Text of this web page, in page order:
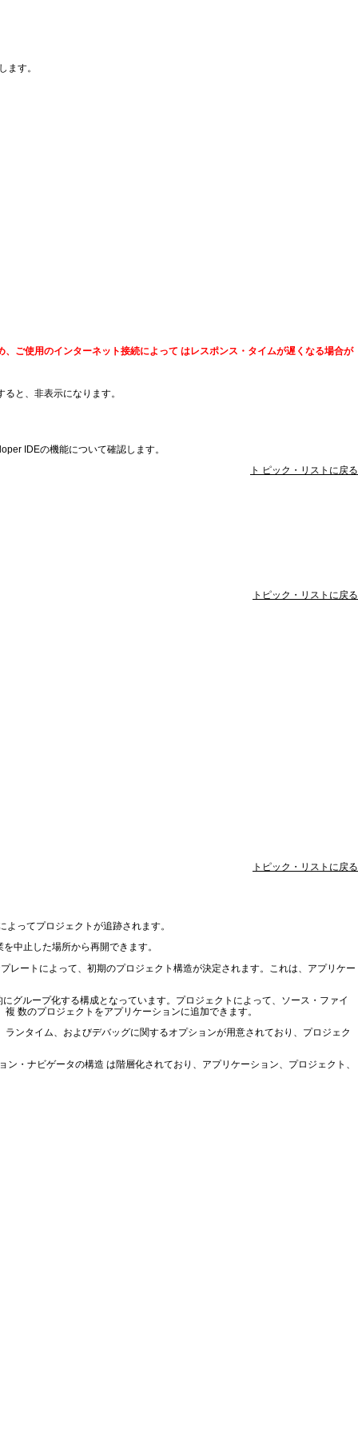
ます。
ご使用のインターネット接続によって はレスポンス・タイムが遅くなる場合が
と、非表示になります。
IDEの機能について確認します。
ト ピック・リストに戻る
トピック・リストに戻る
トピック・リストに戻る
ってプロジェクトが追跡されます。
中止した場所から再開できます。
ートによって、初期のプロジェクト構造が決定されます。これは、アプリケー
グループ化する構成となっています。プロジェクトによって、ソース・ファイ
数のプロジェクトをアプリケーションに追加できます。
ンタイム、およびデバッグに関するオプションが用意されており、プロジェク
・ナビゲータの構造 は階層化されており、アプリケーション、プロジェクト、